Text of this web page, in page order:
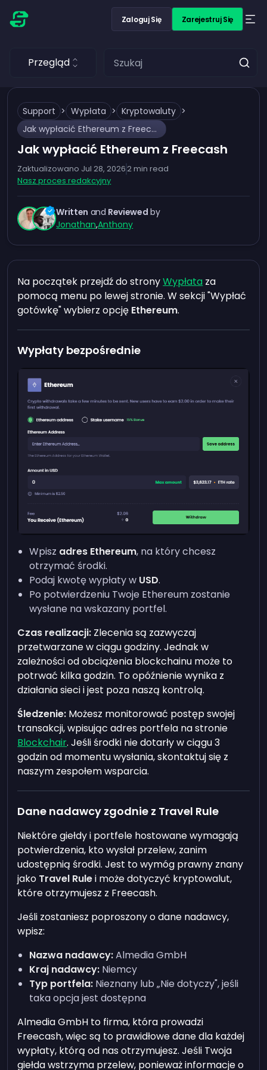
Zaloguj Się Zarejestruj Się
Przegląd
Support > Wypłata > Kryptowaluty >
Jak wypłacić Ethereum z Freecash
Jak wypłacić Ethereum z Freecash
Zaktualizowano Jul 28, 20262min read
Nasz proces redakcyjny
Written and Reviewed by
Jonathan,Anthony
Na początek przejdź do stronyWypłata za
pomocą menu po lewej stronie. W sekcji "Wypłać
gotówkę" wybierz opcję Ethereum.
Wypłaty bezpośrednie
Wpisz adres Ethereum, na który chcesz
otrzymać środki.
Podaj kwotę wypłaty w USD.
Po potwierdzeniu Twoje Ethereum zostanie
wysłane na wskazany portfel.
Czas realizacji: Zlecenia są zazwyczaj
przetwarzane w ciągu godziny. Jednak w
zależności od obciążenia blockchainu może to
potrwać kilka godzin. To opóźnienie wynika z
działania sieci i jest poza naszą kontrolą.
Śledzenie: Możesz monitorować postęp swojej
transakcji, wpisując adres portfela na stronie
Blockchair. Jeśli środki nie dotarły w ciągu 3
godzin od momentu wysłania, skontaktuj się z
naszym zespołem wsparcia.
Dane nadawcy zgodnie z Travel Rule
Niektóre giełdy i portfele hostowane wymagają
potwierdzenia, kto wysłał przelew, zanim
udostępnią środki. Jest to wymóg prawny znany
jako Travel Rulei może dotyczyć kryptowalut,
które otrzymujesz z Freecash.
Jeśli zostaniesz poproszony o dane nadawcy,
wpisz:
Nazwa nadawcy:Almedia GmbH
Kraj nadawcy: Niemcy
Typ portfela: Nieznany lub „Nie dotyczy", jeśli
taka opcja jest dostępna
Almedia GmbH to firma, która prowadzi
Freecash, więc są to prawidłowe dane dla każdej
wypłaty, którą od nas otrzymujesz. Jeśli Twoja
giełda wstrzyma przelew, ponieważ informacje o